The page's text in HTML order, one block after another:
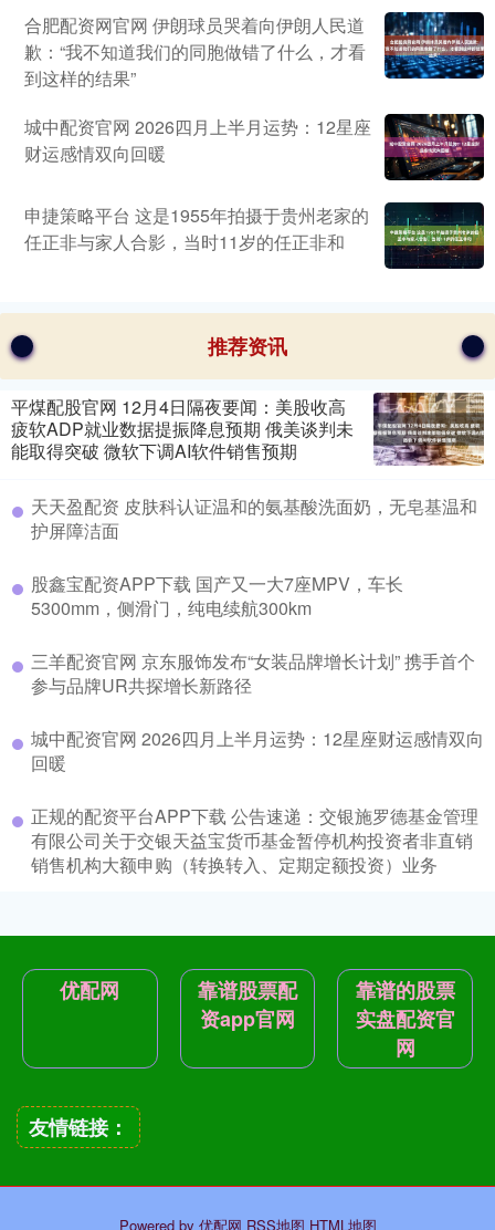
合肥配资网官网 伊朗球员哭着向伊朗人民道
歉：“我不知道我们的同胞做错了什么，才看
到这样的结果”
城中配资官网 2026四月上半月运势：12星座
财运感情双向回暖
申捷策略平台 这是1955年拍摄于贵州老家的
任正非与家人合影，当时11岁的任正非和
推荐资讯
平煤配股官网 12月4日隔夜要闻：美股收高
疲软ADP就业数据提振降息预期 俄美谈判未
能取得突破 微软下调AI软件销售预期
天天盈配资 皮肤科认证温和的氨基酸洗面奶，无皂基温和
护屏障洁面
股鑫宝配资APP下载 国产又一大7座MPV，车长
5300mm，侧滑门，纯电续航300km
三羊配资官网 京东服饰发布“女装品牌增长计划” 携手首个
参与品牌UR共探增长新路径
城中配资官网 2026四月上半月运势：12星座财运感情双向
回暖
正规的配资平台APP下载 公告速递：交银施罗德基金管理
有限公司关于交银天益宝货币基金暂停机构投资者非直销
销售机构大额申购（转换转入、定期定额投资）业务
优配网
靠谱股票配
资app官网
靠谱的股票
实盘配资官
网
友情链接：
Powered by 优配网 RSS地图 HTML地图